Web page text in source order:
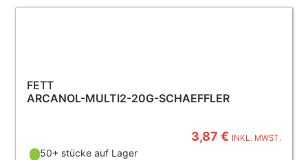
FETT
ARCANOL-MULTI2-20G-SCHAEFFLER
3,87 € INKL. MWST.
50+ stücke auf Lager